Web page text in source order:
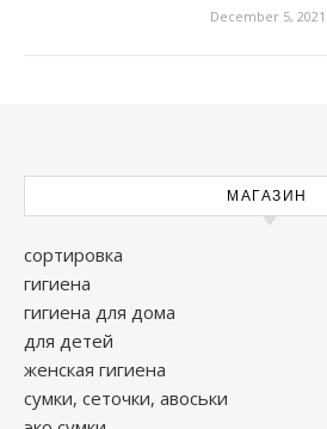
December 5, 2021
МАГАЗИН
сортировка
гигиена
гигиена для дома
для детей
женская гигиена
сумки, сеточки, авоськи